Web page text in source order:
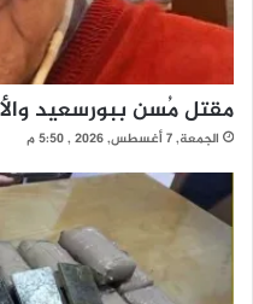
مقتل مُسن ببورسعيد
الجمعة, 7 أغسطس, 2026 , 5:50 م